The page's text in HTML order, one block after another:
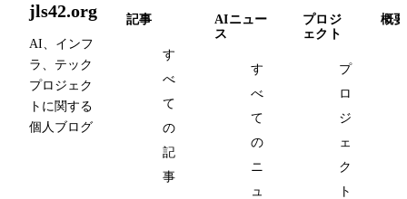
jls42.org
AI、インフ
ラ、テック
プロジェク
トに関する
個人ブログ
記事
す
べ
て
の
記
事
AIニュー
ス
す
べ
て
の
ニ
ュ
プロジ
ェクト
プ
ロ
ジ
ェ
ク
ト
概要